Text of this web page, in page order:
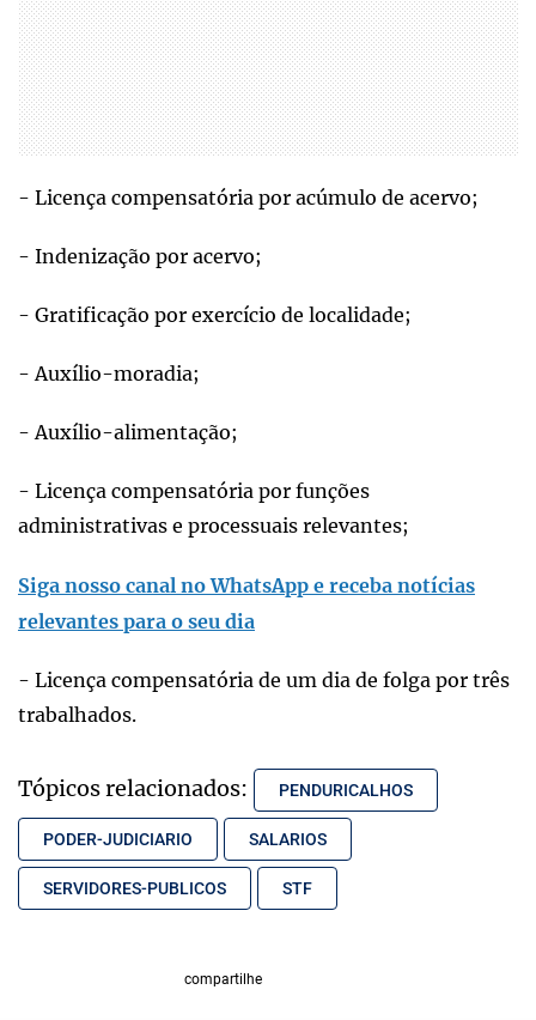
- Licença compensatória por acúmulo de acervo;
- Indenização por acervo;
- Gratificação por exercício de localidade;
- Auxílio-moradia;
- Auxílio-alimentação;
- Licença compensatória por funções
administrativas e processuais relevantes;
Siga nosso canal no WhatsApp e receba notícias
relevantes para o seu dia
- Licença compensatória de um dia de folga por três
trabalhados.
Tópicos relacionados: PENDURICALHOS
PODER-JUDICIARIO SALARIOS
SERVIDORES-PUBLICOS STF
compartilhe